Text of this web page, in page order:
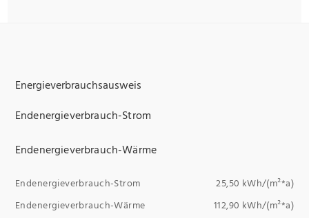
Energieverbrauchsausweis
Endenergieverbrauch-Strom
Endenergieverbrauch-Wärme
Endenergieverbrauch-Strom
25,50 kWh/(m²*a)
Endenergieverbrauch-Wärme
112,90 kWh/(m²*a)